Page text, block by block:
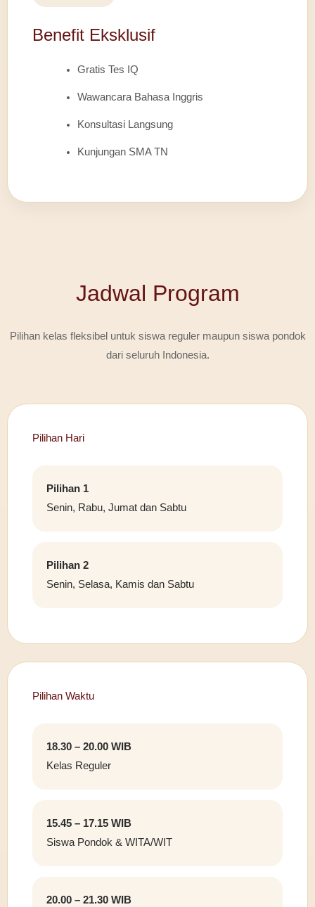
Benefit Eksklusif
Gratis Tes IQ
Wawancara Bahasa Inggris
Konsultasi Langsung
Kunjungan SMA TN
Jadwal Program
Pilihan kelas fleksibel untuk siswa reguler maupun siswa pondok
dari seluruh Indonesia.
Pilihan Hari
Pilihan 1
Senin, Rabu, Jumat dan Sabtu
Pilihan 2
Senin, Selasa, Kamis dan Sabtu
Pilihan Waktu
18.30 – 20.00 WIB
Kelas Reguler
15.45 – 17.15 WIB
Siswa Pondok & WITA/WIT
20.00 – 21.30 WIB